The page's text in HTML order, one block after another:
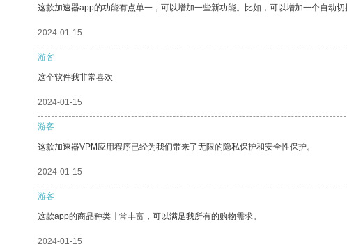
这款加速器app的功能有点单一，可以增加一些新功能。比如，可以增加一个自动
2024-01-15
游客
这个软件我非常喜欢
2024-01-15
游客
这款加速器VPM应用程序已经为我们带来了无限的隐私保护和安全性保护。
2024-01-15
游客
这款app的商品种类非常丰富，可以满足我所有的购物需求。
2024-01-15